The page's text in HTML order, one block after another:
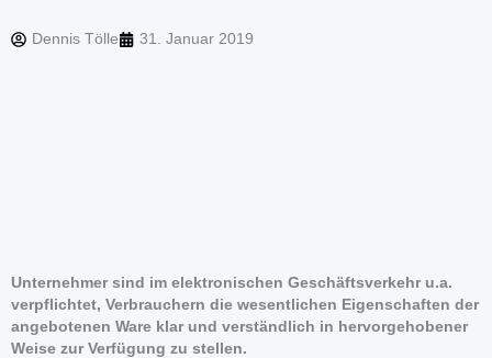
Dennis Tölle 31. Januar 2019
Unternehmer sind im elektronischen Geschäftsverkehr u.a.
verpflichtet, Verbrauchern die wesentlichen Eigenschaften der
angebotenen Ware klar und verständlich in hervorgehobener
Weise zur Verfügung zu stellen.